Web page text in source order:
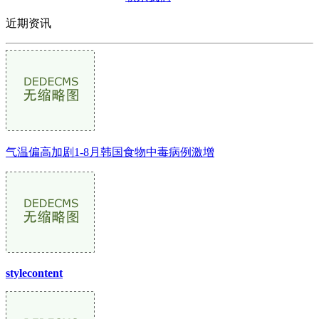
近期资讯
气温偏高加剧1-8月韩国食物中毒病例激增
stylecontent